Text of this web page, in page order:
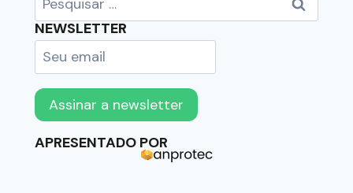
NEWSLETTER
APRESENTADO POR